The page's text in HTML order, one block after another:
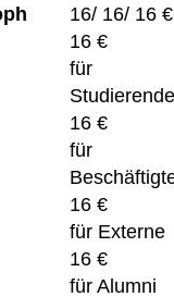
16/ 16/ 16 €
16 €
für
Studierende
16 €
für
16 €
für Externe
16 €
für Alumni